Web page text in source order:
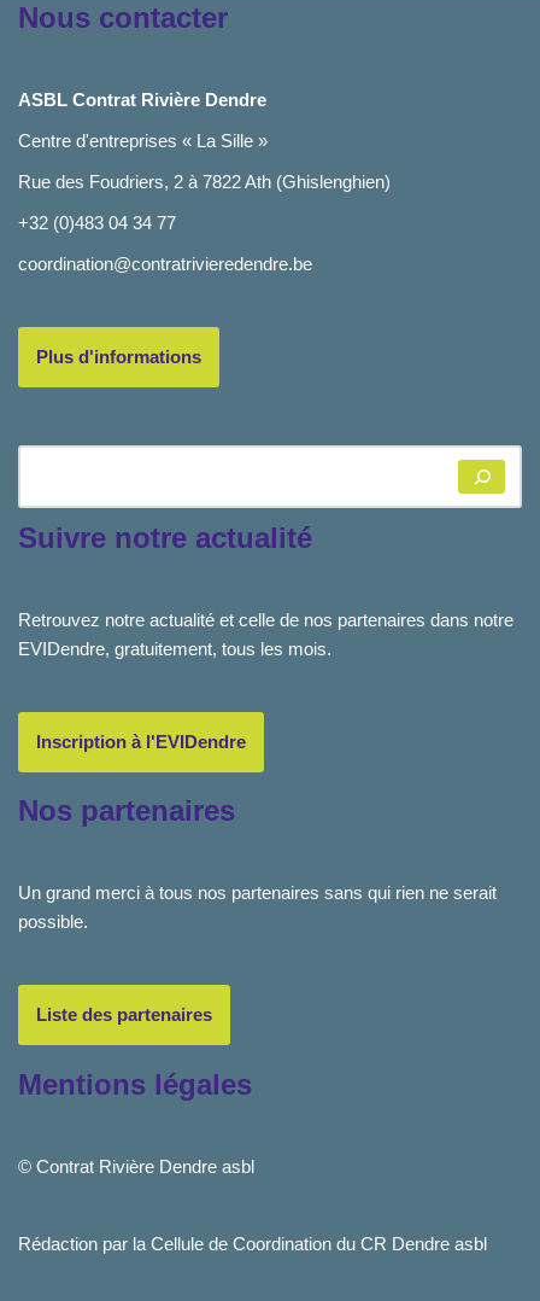
Nous contacter
ASBL Contrat Rivière Dendre
Centre d'entreprises « La Sille »
Rue des Foudriers, 2 à 7822 Ath (Ghislenghien)
+32 (0)483 04 34 77
coordination@contratrivieredendre.be
Plus d'informations
Suivre notre actualité
Retrouvez notre actualité et celle de nos partenaires dans notre
EVIDendre, gratuitement, tous les mois.
Inscription à l'EVIDendre
Nos partenaires
Un grand merci à tous nos partenaires sans qui rien ne serait
possible.
Liste des partenaires
Mentions légales
© Contrat Rivière Dendre asbl
Rédaction par la Cellule de Coordination du CR Dendre asbl